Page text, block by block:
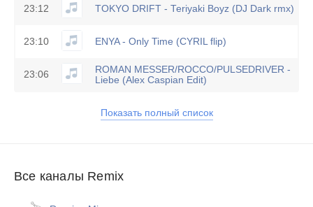
23:12 TOKYO DRIFT - Teriyaki Boyz (DJ Dark rmx)
23:10 ENYA - Only Time (CYRIL flip)
23:06
ROMAN MESSER/ROCCO/PULSEDRIVER -
Liebe (Alex Caspian Edit)
Показать полный список
Все каналы Remix